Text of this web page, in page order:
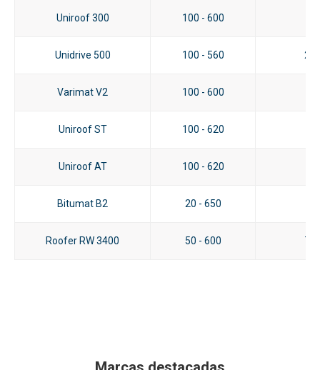
Uniroof 300 100 - 600
Unidrive 500 100 - 560 2.5
Varimat V2 100 - 600
Uniroof ST 100 - 620
Uniroof AT 100 - 620
Bitumat B2 20 - 650
Roofer RW 3400 50 - 600 7.5